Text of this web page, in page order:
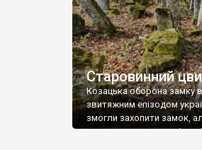
Старовинний
Козацька оборона замку в
звитяжним епізодом
змогли захопити замок,
поховали на цвинтарі,